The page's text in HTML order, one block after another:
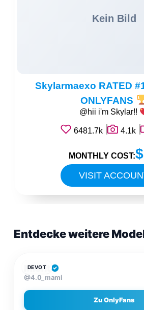
Skylarmaexo RATED
ONLYFANS
@hii i'm Skylar!!
6481.7k 4.1k
VISIT
MONTHLY COST:
Entdecke weitere
DEVOT
Misfit
@4.0_mami
Zu OnlyFans